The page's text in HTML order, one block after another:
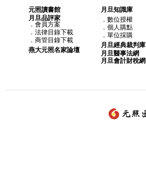
元照讀書館
月旦品評家
． 會員方案
． 法律目錄下載
． 商管目錄下載
燕大元照名家論壇
月旦知識庫
． 數位授權
． 個人購點
． 單位採購
月旦經典裁判庫
月旦醫事法網
月旦會計財稅網